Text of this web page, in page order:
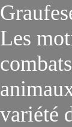
Les m
variété